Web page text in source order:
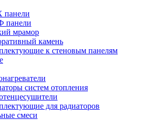
мрамор
камень
к стеновым панелям
систем отопления
для радиаторов
смеси